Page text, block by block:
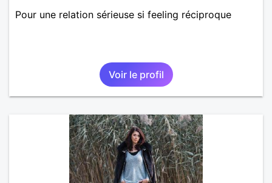
Pour une relation sérieuse si feeling réciproque
Voir le profil